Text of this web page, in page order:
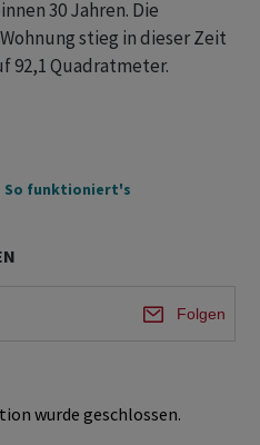
30 Jahren. Die
stieg in dieser Zeit
92,1 Quadratmeter.
So funktioniert's
Folgen
wurde geschlossen.